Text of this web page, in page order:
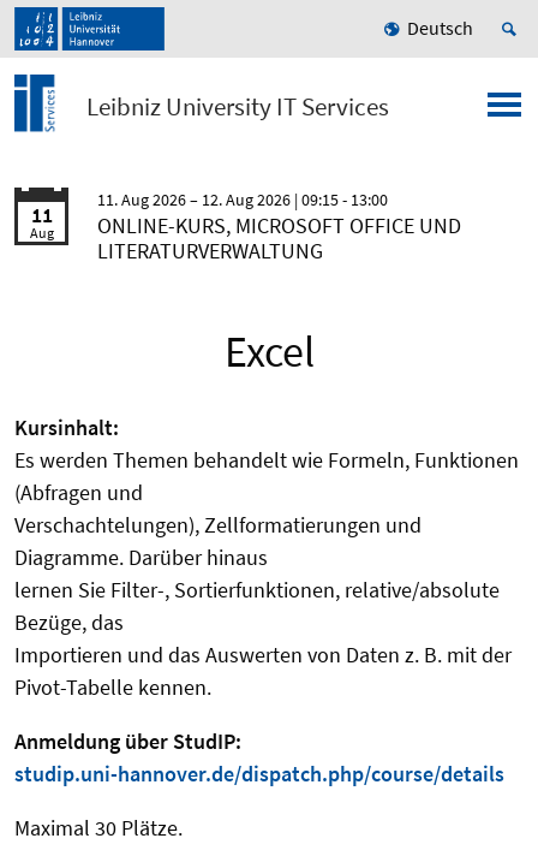
Deutsch
Leibniz University IT Services
11
Aug
11. Aug 2026 12. Aug 2026 | 09:15 - 13:00
ONLINE-KURS, MICROSOFT OFFICE UND
LITERATURVERWALTUNG
Excel
Kursinhalt:
Es werden Themen behandelt wie Formeln, Funktionen
(Abfragen und
Verschachtelungen), Zellformatierungen und
Diagramme. Darüber hinaus
lernen Sie Filter-, Sortierfunktionen, relative/absolute
Bezüge, das
Importieren und das Auswerten von Daten z. B. mit der
Pivot-Tabelle kennen.
Anmeldung über StudIP:
studip.uni-hannover.de/dispatch.php/course/details
Maximal 30 Plätze.